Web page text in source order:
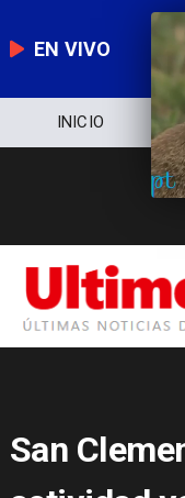
EN VIVO
NOTICIERO
San